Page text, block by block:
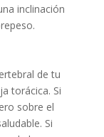
inclinación
de tu
torácica. Si
sobre el
Si